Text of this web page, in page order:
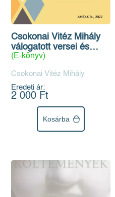
Csokonai Vitéz Mihály
válogatott versei és
színművei
(E-könyv)
Csokonai Vitéz Mihály
Eredeti ár:
2 000 Ft
Kosárba